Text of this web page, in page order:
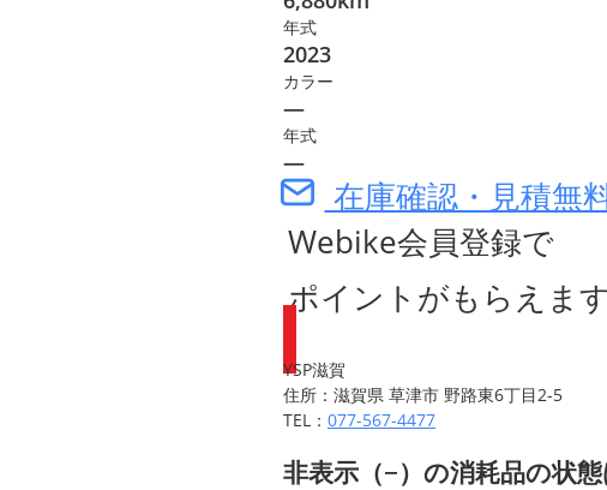
年式
2023
カラー
―
年式
―
在庫確認・見積無
Webike会員登録で
ポイントがもらえま
YSP滋賀
住所：滋賀県 草津市 野路東6丁目2-5
TEL： 077-567-4477
非表示（−）の消耗品の状